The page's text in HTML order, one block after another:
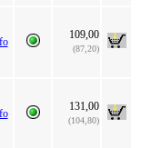
109,00
(87,20)
131,00
(104,80)